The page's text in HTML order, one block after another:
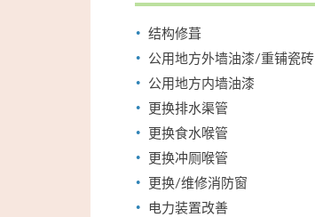
结构修葺
公用地方外墙油漆/重铺瓷砖
公用地方内墙油漆
更换排水渠管
更换食水喉管
更换冲厕喉管
更换/维修消防窗
电力装置改善